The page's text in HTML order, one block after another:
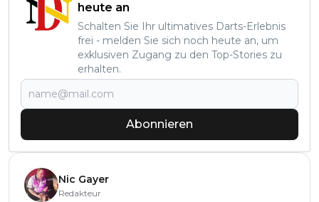
heute an
Schalten Sie Ihr ultimatives Darts-Erlebnis
frei - melden Sie sich noch heute an, um
exklusiven Zugang zu den Top-Stories zu
erhalten.
Abonnieren
Nic Gayer
Redakteur